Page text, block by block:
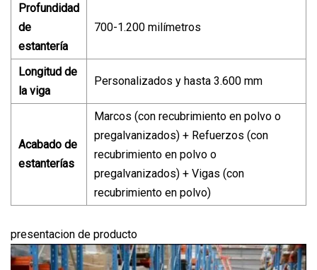
Profundidad
de
estantería
700-1.200 milímetros
Longitud de
la viga
Personalizados y hasta 3.600 mm
Acabado de
estanterías
Marcos (con recubrimiento en polvo o
pregalvanizados) + Refuerzos (con
recubrimiento en polvo o
pregalvanizados) + Vigas (con
recubrimiento en polvo)
presentacion de producto